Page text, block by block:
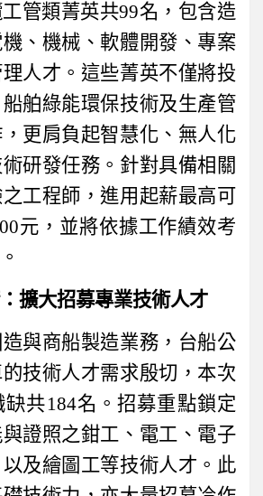
管類菁英共99名，包含造
、機械、軟體開發、專案
人才。這些菁英不僅將投
舶綠能環保技術及生產管
更肩負起智慧化、無人化
研發任務。針對具備相關
工程師，進用起薪最高可
元，並將依據工作績效考
擴大招募專業技術人才
與商船製造業務，台船公
技術人才需求殷切，本次
缺共184名。招募重點鎖定
證照之鉗工、電工、電子
及繪圖工等技術人才。此